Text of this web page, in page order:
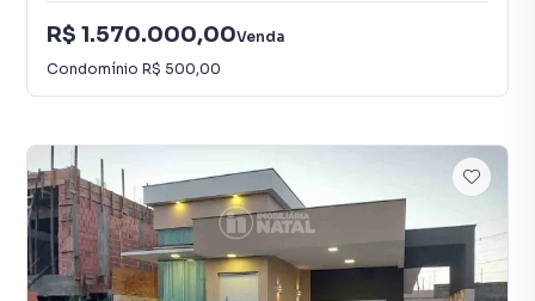
R$ 1.570.000,00Venda
Condomínio R$ 500,00